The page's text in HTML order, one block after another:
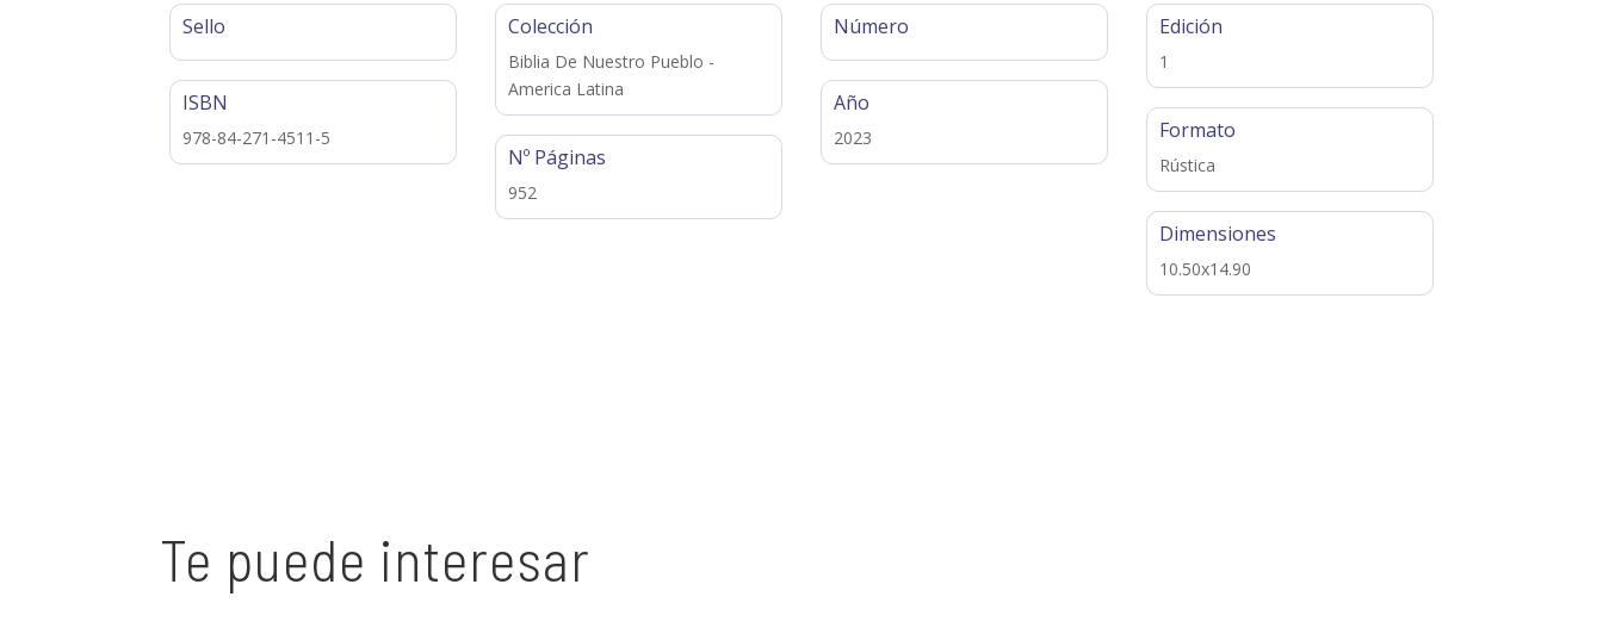
Sello
ISBN
978-84-271-4511-5
Colección
Biblia De Nuestro Pueblo -
America Latina
Nº Páginas
952
Número
Año
2023
Edición
1
Formato
Rústica
Dimensiones
10.50x14.90
Te puede interesar